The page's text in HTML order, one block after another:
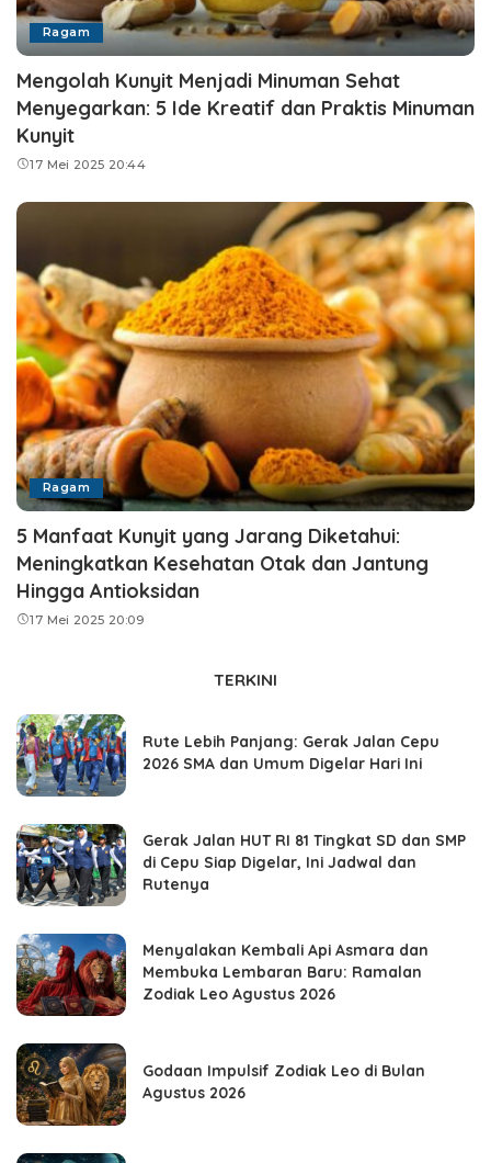
Ragam
Mengolah Kunyit Menjadi Minuman Sehat
Menyegarkan: 5 Ide Kreatif dan Praktis Minuman
Kunyit
17 Mei 2025 20:44
Ragam
5 Manfaat Kunyit yang Jarang Diketahui:
Meningkatkan Kesehatan Otak dan Jantung
Hingga Antioksidan
17 Mei 2025 20:09
TERKINI
Rute Lebih Panjang: Gerak Jalan Cepu
2026 SMA dan Umum Digelar Hari Ini
Gerak Jalan HUT RI 81 Tingkat SD dan SMP
di Cepu Siap Digelar, Ini Jadwal dan
Rutenya
Menyalakan Kembali Api Asmara dan
Membuka Lembaran Baru: Ramalan
Zodiak Leo Agustus 2026
Godaan Impulsif Zodiak Leo di Bulan
Agustus 2026